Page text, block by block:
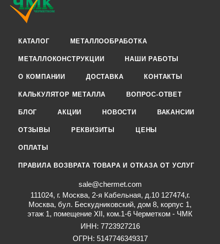
КАТАЛОГ МЕТАЛЛООБРАБОТКА
МЕТАЛЛОКОНСТРУКЦИИ НАШИ РАБОТЫ
О КОМПАНИИ ДОСТАВКА КОНТАКТЫ
КАЛЬКУЛЯТОР МЕТАЛЛА ВОПРОС-ОТВЕТ
БЛОГ АКЦИИ НОВОСТИ ВАКАНСИИ
ОТЗЫВЫ РЕКВИЗИТЫ ЦЕНЫ
ОПЛАТЫ
ПРАВИЛА ВОЗВРАТА ТОВАРА И ОТКАЗА ОТ УСЛУГ
sale@chermet.com
111024, г. Москва, 2-я Кабельная, д.10 127474,г.
Москва, бул. Бескудниковский, дом 8, корпус 1,
этаж 1, помещение XII, ком.1-6 Черметком - ЧМК
ИНН: 7723927216
ОГРН: 5147746349317